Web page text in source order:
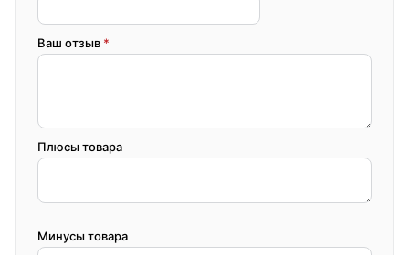
Ваш отзыв *
Плюсы товара
Минусы товара